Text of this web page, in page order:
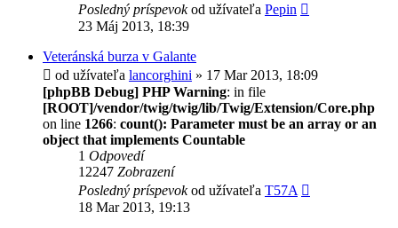
Posledný príspevokod užívateľa Pepin
23 Máj 2013, 18:39
Veteránská burza v Galante
od užívateľa lancorghini » 17 Mar 2013, 18:09
[phpBB Debug] PHP Warning: in file
[ROOT]/vendor/twig/twig/lib/Twig/Extension/Core.php
on line 1266: count(): Parameter must be an array or an
object that implements Countable
1 Odpovedí
12247 Zobrazení
Posledný príspevokod užívateľa T57A
18 Mar 2013, 19:13